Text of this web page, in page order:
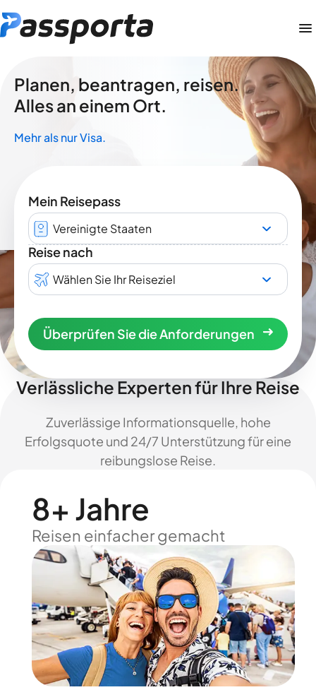
Planen, beantragen, reisen.
Alles an einem Ort.
Mehr als nur Visa.
Mein Reisepass
Vereinigte Staaten
Reise nach
Wählen Sie Ihr Reiseziel
Überprüfen Sie die Anforderungen
Verlässliche Experten für Ihre Reise
Zuverlässige Informationsquelle, hohe
Erfolgsquote und 24/7 Unterstützung für eine
reibungslose Reise.
8+ Jahre
Reisen einfacher gemacht